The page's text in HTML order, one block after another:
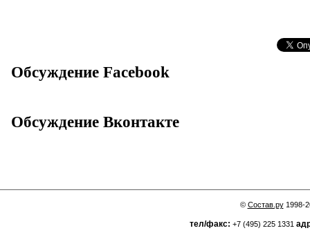
Обсуждение Facebook
Обсуждение Вконтакте
© Состав.ру1998-
тел/факс: +7 (495) 225 1331